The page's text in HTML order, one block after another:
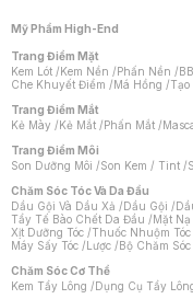
Mỹ Phẩm High-End
Trang Điểm Mặt
Kem Lót /Kem Nền /Phấn Nền /
Che Khuyết Điểm /Má Hồng /
Trang Điểm Mắt
Kẻ Mày /Kẻ Mắt /Phấn Mắt /
Trang Điểm Môi
Son Dưỡng Môi /Son Kem / Tint /
Chăm Sóc Tóc Và Da Đầu
Dầu Gội Và Dầu Xả /Dầu Gội /
Tẩy Tế Bào Chết Da Đầu /Mặt Nạ
Xịt Dưỡng Tóc /Thuốc Nhuộm Tóc
Máy Sấy Tóc /Lược /Bộ Chăm Sóc
Chăm Sóc Cơ Thể
Kem Tẩy Lông /Dụng Cụ Tẩy